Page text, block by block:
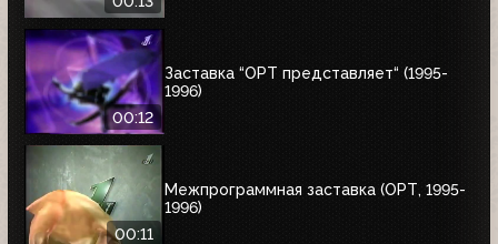
00:12
Заставка “ОРТ представляет“ (1995-
1996)
00:11
Межпрограммная заставка (ОРТ, 1995-
1996)